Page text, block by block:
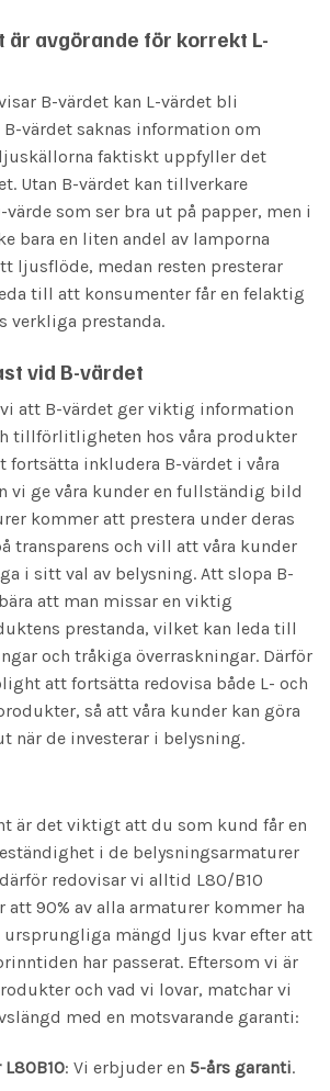
är avgörande för korrekt L-
B-värdet kan L-värdet bli
B-värdet saknas information om
faktiskt uppfyller det
Utan B-värdet kan tillverkare
som ser bra ut på papper, men i
bara en liten andel av lamporna
ljusflöde, medan resten presterar
till att konsumenter får en felaktig
verkliga prestanda.
vid B-värdet
att B-värdet ger viktig information
tillförlitligheten hos våra produkter
fortsätta inkludera B-värdet i våra
vi ge våra kunder en fullständig bild
kommer att prestera under deras
transparens och vill att våra kunder
i sitt val av belysning. Att slopa B-
att man missar en viktig
prestanda, vilket kan leda till
och tråkiga överraskningar. Därför
att fortsätta redovisa både L- och
så att våra kunder kan göra
när de investerar i belysning.
är det viktigt att du som kund får en
i de belysningsarmaturer
redovisar vi alltid L80/B10
att 90% av alla armaturer kommer ha
ursprungliga mängd ljus kvar efter att
har passerat. Eftersom vi är
och vad vi lovar, matchar vi
med en motsvarande garanti:
: Vi erbjuder en 5-års garanti.